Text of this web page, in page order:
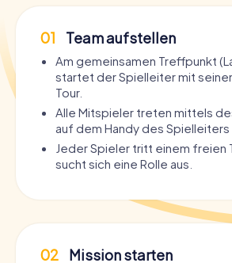
01 Team aufstellen
Am gemeinsamen Treffpunkt
startet der Spielleiter mit
Tour.
Alle Mitspieler treten mittels
auf dem Handy des Spielleiters
Jeder Spieler tritt einem freien
sucht sich eine Rolle aus.
02 Mission starten